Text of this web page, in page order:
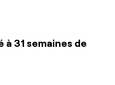
31 semaines de